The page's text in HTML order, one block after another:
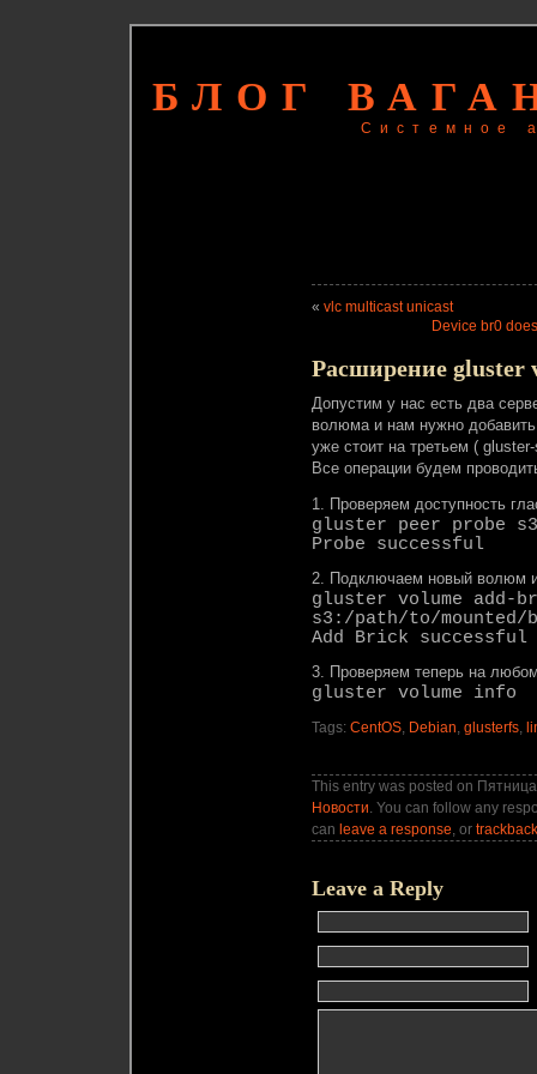
БЛОГ
Системное
« vlc multicast unicast
Device br0
Расширение gluster
Допустим у нас есть два
волюма и нам нужно
уже стоит на третьем (
Все операции будем
1. Проверяем доступность
gluster peer probe s3
Probe successful
2. Подключаем новый волюм
gluster volume add-
s3:/path/to/mounted/
Add Brick successful
3. Проверяем теперь на
gluster volume info
Tags: CentOS, Debian, glusterfs,
This entry was posted on
Новости. You can follow any
can leave a response, or trackback
Leave a Reply